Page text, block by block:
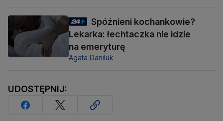
Spóźnieni kochankowie?
Lekarka: łechtaczka nie idzie
na emeryturę
Agata Daniluk
UDOSTĘPNIJ: